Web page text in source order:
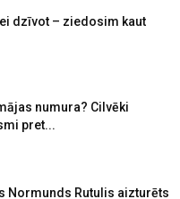
dzīvot – ziedosim kaut
numura? Cilvēki
pret...
Normunds Rutulis aizturēts